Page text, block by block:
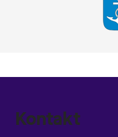
Kontakt